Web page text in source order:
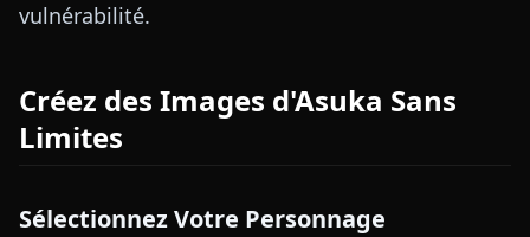
vulnérabilité.
Créez des Images d'Asuka Sans
Limites
Sélectionnez Votre Personnage